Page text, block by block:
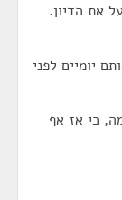
את הדיון.
יומיים לפני
כי אז אף